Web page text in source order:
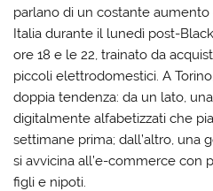
parlano di un costante
Italia durante il lunedì post-
ore 18 e le 22, trainato da
piccoli elettrodomestici. A
doppia tendenza: da un lato,
digitalmente alfabetizzati che
settimane prima; dall’altro, una
si avvicina all’e-commerce con
figli e nipoti.